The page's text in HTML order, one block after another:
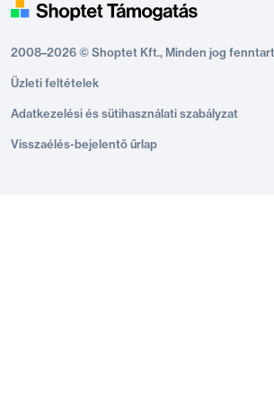
2008–2026 © Shoptet Kft., Minden jog
Üzleti feltételek
Adatkezelési és sütihasználati szabályzat
Visszaélés-bejelentő űrlap